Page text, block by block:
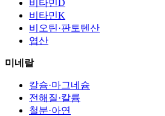
비타민D
비타민K
비오틴·판토텐산
엽산
미네랄
칼슘·마그네슘
전해질·칼륨
철분·아연